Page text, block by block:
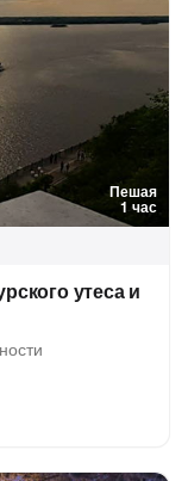
Пешая
1 час
утеса и